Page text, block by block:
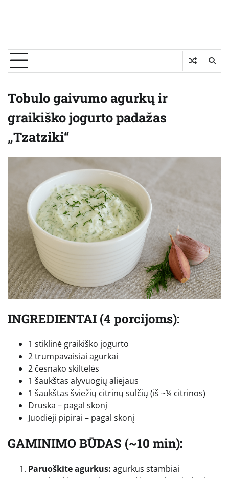
Tobulo gaivumo agurkų ir
graikiško jogurto padažas
„Tzatziki“
INGREDIENTAI (4 porcijoms):
1 stiklinė graikiško jogurto
2 trumpavaisiai agurkai
2 česnako skiltelės
1 šaukštas alyvuogių aliejaus
1 šaukštas šviežių citrinų sulčių (iš ~¼ citrinos)
Druska – pagal skonį
Juodieji pipirai – pagal skonį
GAMINIMO BŪDAS (~10 min):
Paruoškite agurkus: agurkus stambiai